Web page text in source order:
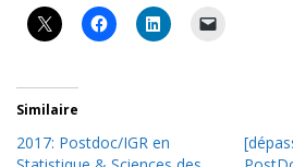
Similaire
2017: Postdoc/IGR en